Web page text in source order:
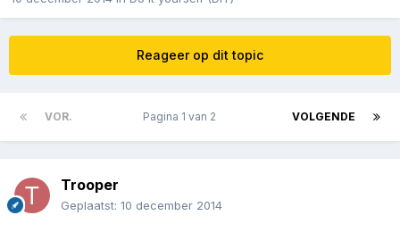
Reageer op dit topic
VOR. VOLGENDE
Pagina 1 van 2
Trooper
Geplaatst: 10 december 2014